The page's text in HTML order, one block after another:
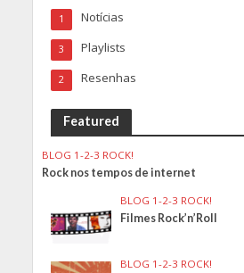
Notícias
1
Playlists
3
Resenhas
2
Featured
BLOG 1-2-3 ROCK!
Rock nos tempos de internet
BLOG 1-2-3 ROCK!
Filmes Rock’n’Roll
BLOG 1-2-3 ROCK!